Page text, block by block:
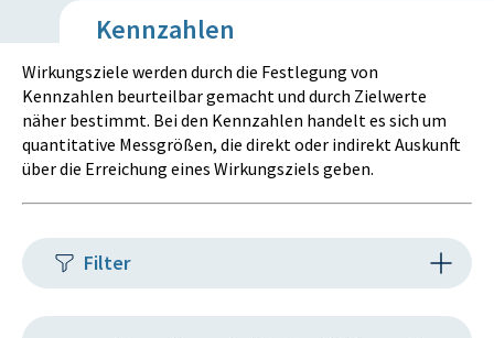
Kennzahlen
Wirkungsziele werden durch die Festlegung von
Kennzahlen beurteilbar gemacht und durch Zielwerte
näher bestimmt. Bei den Kennzahlen handelt es sich um
quantitative Messgrößen, die direkt oder indirekt Auskunft
über die Erreichung eines Wirkungsziels geben.
Filter